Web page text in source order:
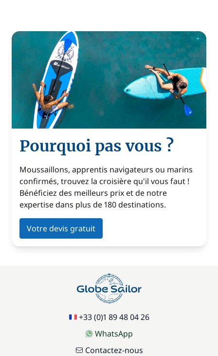
Pourquoi pas vous ?
Moussaillons, apprentis navigateurs ou marins
confirmés, trouvez la croisière qu'il vous faut !
Bénéficiez des meilleurs prix et de notre
expertise dans plus de 180 destinations.
Votre devis gratuit
+33 (0)1 89 48 04 26
WhatsApp
Contactez-nous